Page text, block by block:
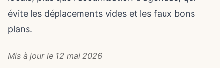
évite les déplacements vides et les faux bons
plans.
Mis à jour le 12 mai 2026